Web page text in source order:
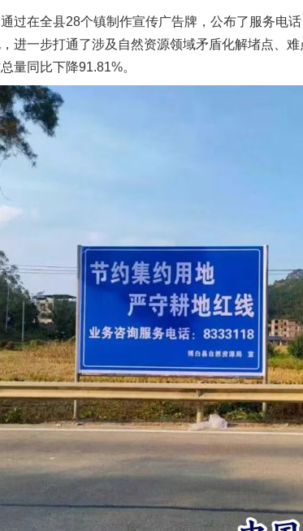
通过在全县28个镇制作宣传广告牌，公布了服务电
进一步打通了涉及自然资源领域矛盾化解堵点、
量同比下降91.81%。